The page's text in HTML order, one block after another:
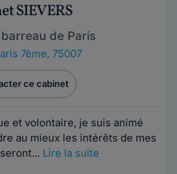
SIEVERS
de Paris
7ème, 75007
ce cabinet
et volontaire, je suis animé
au mieux les intérêts de mes
Lire la suite